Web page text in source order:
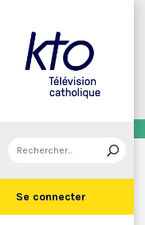
Se connecter